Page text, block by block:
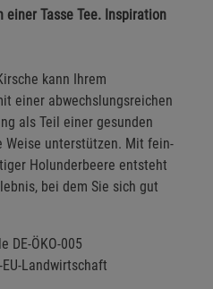
Tasse Tee. Inspiration
kann Ihrem
einer abwechslungsreichen
als Teil einer gesunden
Weise unterstützen. Mit fein-
Holunderbeere entsteht
bei dem Sie sich gut
DE-ÖKO-005
Landwirtschaft